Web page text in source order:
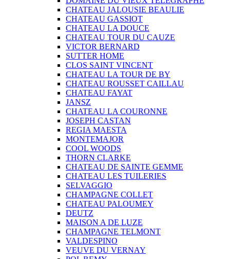
CHATEAU JALOUSIE BEAULIE
CHATEAU GASSIOT
CHATEAU LA DOUCE
CHATEAU TOUR DU CAUZE
VICTOR BERNARD
SUTTER HOME
CLOS SAINT VINCENT
CHATEAU LA TOUR DE BY
CHATEAU ROUSSET CAILLAU
CHATEAU FAYAT
JANSZ
CHATEAU LA COURONNE
JOSEPH CASTAN
REGIA MAESTA
MONTEMAJOR
COOL WOODS
THORN CLARKE
CHATEAU DE SAINTE GEMME
CHATEAU LES TUILERIES
SELVAGGIO
CHAMPAGNE COLLET
CHATEAU PALOUMEY
DEUTZ
MAISON A DE LUZE
CHAMPAGNE TELMONT
VALDESPINO
VEUVE DU VERNAY